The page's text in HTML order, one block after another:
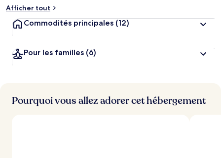
Afficher tout
Commodités principales (12)
Pour les familles (6)
Pourquoi vous allez adorer cet hébergement